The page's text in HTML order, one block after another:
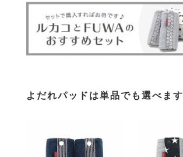
よだれパッドは単品でも選べます